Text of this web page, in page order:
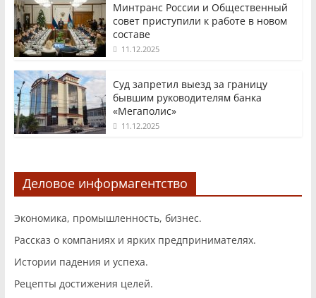
Минтранс России и Общественный
совет приступили к работе в новом
составе
11.12.2025
Суд запретил выезд за границу
бывшим руководителям банка
«Мегаполис»
11.12.2025
Деловое информагентство
Экономика, промышленность, бизнес.
Рассказ о компаниях и ярких предпринимателях.
Истории падения и успеха.
Рецепты достижения целей.